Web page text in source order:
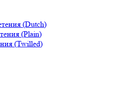
(Dutch)
(Plain)
(Twilled)